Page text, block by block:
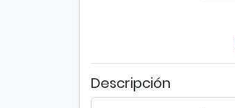
Descripción